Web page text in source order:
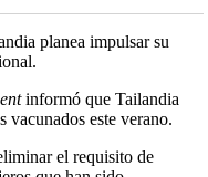
planea impulsar su
informó que Tailandia
vacunados este verano.
el requisito de